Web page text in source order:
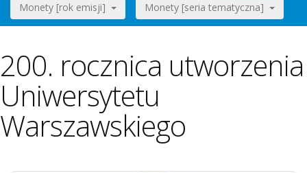
Monety [rok emisji]
Monety [seria tematyczna]
200. rocznica utworzenia
Uniwersytetu
Warszawskiego